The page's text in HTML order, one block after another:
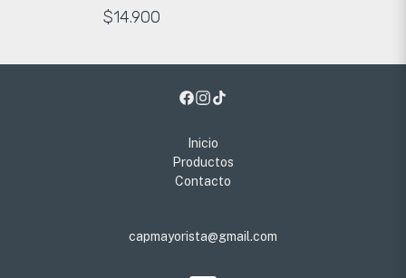
$14.900
Inicio
Productos
Contacto
capmayorista@gmail.com